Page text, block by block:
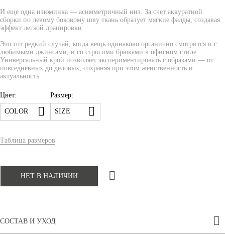
И еще одна изюминка — асимметричный низ. За счет аккуратной
сборки по левому боковому шву ткань образует мягкие фалды, создавая
эффект легкой драпировки.
Это тот редкий случай, когда вещь одинаково органично смотрится и с
любимыми джинсами, и со строгими брюками в офисном стиле.
Универсальный крой позволяет экспериментировать с образами — от
повседневных до деловых, сохраняя при этом женственность и
актуальность.
Цвет:
COLOR
Размер:
SIZE
Таблица размеров
НЕТ В НАЛИЧИИ
СОСТАВ И УХОД